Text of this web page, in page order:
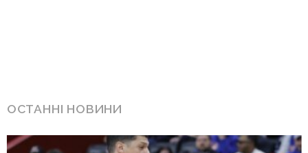
ОСТАННІ НОВИНИ